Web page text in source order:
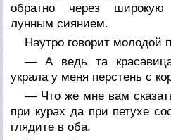
обратно через широкую
лунным сиянием.
Наутро говорит молодой
— А ведь та
украла у меня перстень с
— Что же мне вам
при курах да при петухе
глядите в оба.